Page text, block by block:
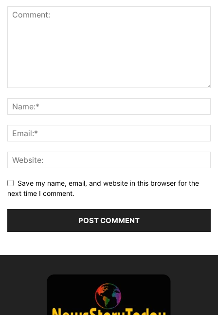
Save my name, email, and website in this browser for the
next time I comment.